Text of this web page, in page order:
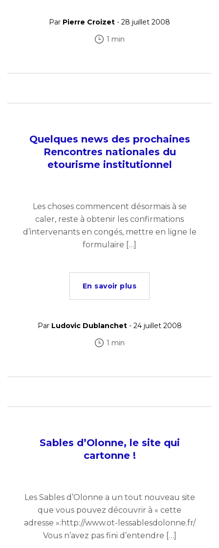
Par Pierre Croizet - 28 juillet 2008
1 min
Quelques news des prochaines
Rencontres nationales du
etourisme institutionnel
Les choses commencent désormais à se
caler, reste à obtenir les confirmations
d’intervenants en congés, mettre en ligne le
formulaire […]
En savoir plus
Par Ludovic Dublanchet- 24 juillet 2008
1 min
Sables d’Olonne, le site qui
cartonne !
Les Sables d’Olonne a un tout nouveau site
que vous pouvez découvrir à « cette
adresse »:http://www.ot-lessablesdolonne.fr/
Vous n’avez pas fini d’entendre […]